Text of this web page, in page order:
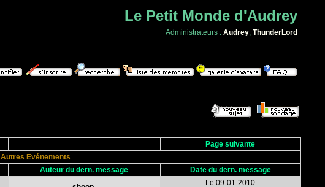
Le Petit Monde d'Audrey
Administrateurs : Audrey, ThunderLord
Page suivante
Autres Evénements
Auteur du dern. message
Date du dern. message
Le 09-01-2010